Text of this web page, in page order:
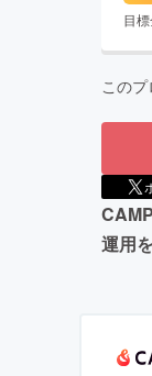
目
このプ
運用